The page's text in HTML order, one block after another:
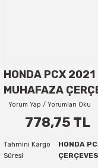
HONDA PCX
MUHAFAZA
Yorum Yap / Yorumları Oku
778,75 TL
Tahmini Kargo
Süresi
HONDA